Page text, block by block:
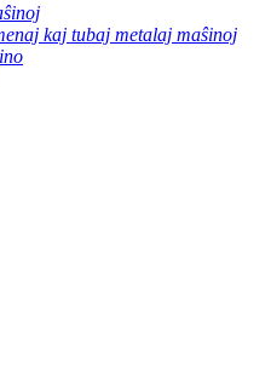
kaj tubaj metalaj maŝinoj